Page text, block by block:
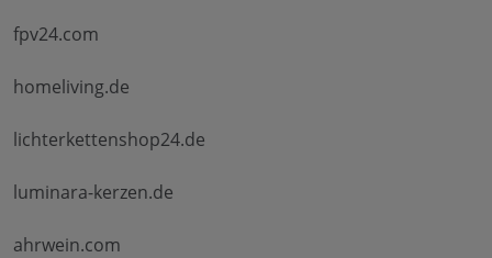
fpv24.com
homeliving.de
lichterkettenshop24.de
luminara-kerzen.de
ahrwein.com